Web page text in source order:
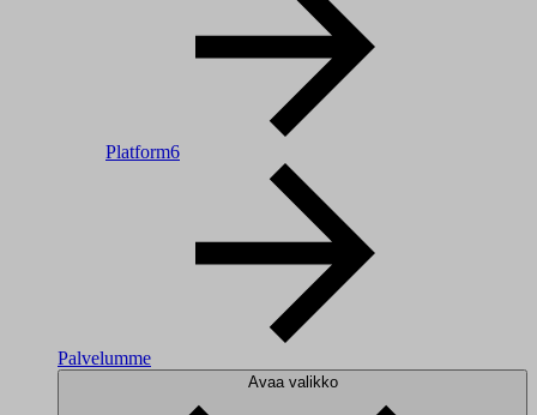
Platform6
Palvelumme
Avaa valikko